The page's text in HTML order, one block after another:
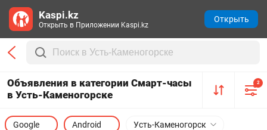
Объявления в категории Смарт-часы
в Усть-Каменогорске
2
Усть-Каменогорск
Google Android
Kaspi.kz
Открыть в Приложении Kaspi.kz
Открыть